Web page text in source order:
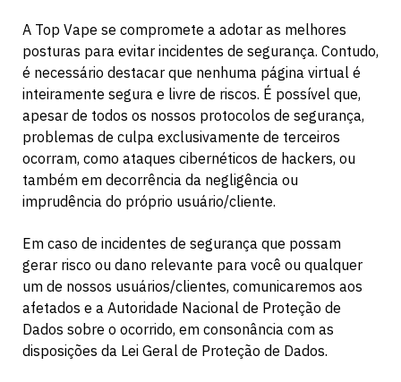
A Top Vape se compromete a adotar as melhores
posturas para evitar incidentes de segurança. Contudo,
é necessário destacar que nenhuma página virtual é
inteiramente segura e livre de riscos. É possível que,
apesar de todos os nossos protocolos de segurança,
problemas de culpa exclusivamente de terceiros
ocorram, como ataques cibernéticos de hackers, ou
também em decorrência da negligência ou
imprudência do próprio usuário/cliente.
Em caso de incidentes de segurança que possam
gerar risco ou dano relevante para você ou qualquer
um de nossos usuários/clientes, comunicaremos aos
afetados e a Autoridade Nacional de Proteção de
Dados sobre o ocorrido, em consonância com as
disposições da Lei Geral de Proteção de Dados.